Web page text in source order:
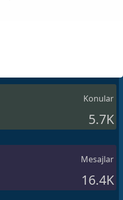
Konular
5.7K
Mesajlar
16.4K